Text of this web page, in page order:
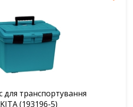
для транcпортування
5903R/5017RKB MAKITA (193196-5)